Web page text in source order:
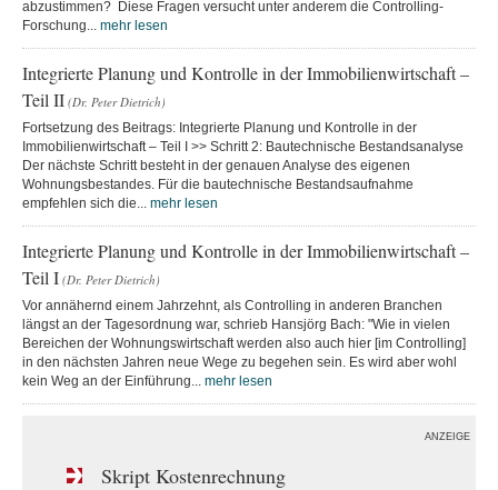
abzustimmen? Diese Fragen versucht unter anderem die Controlling-
Forschung... mehr lesen
Integrierte Planung und Kontrolle in der Immobilienwirtschaft –
Teil II (Dr. Peter Dietrich)
Fortsetzung des Beitrags: Integrierte Planung und Kontrolle in der
Immobilienwirtschaft – Teil I >> Schritt 2: Bautechnische Bestandsanalyse
Der nächste Schritt besteht in der genauen Analyse des eigenen
Wohnungsbestandes. Für die bautechnische Bestandsaufnahme
empfehlen sich die... mehr lesen
Integrierte Planung und Kontrolle in der Immobilienwirtschaft –
Teil I (Dr. Peter Dietrich)
Vor annähernd einem Jahrzehnt, als Controlling in anderen Branchen
längst an der Tagesordnung war, schrieb Hansjörg Bach: "Wie in vielen
Bereichen der Wohnungswirtschaft werden also auch hier [im Controlling]
in den nächsten Jahren neue Wege zu begehen sein. Es wird aber wohl
kein Weg an der Einführung... mehr lesen
ANZEIGE
Skript Kostenrechnung